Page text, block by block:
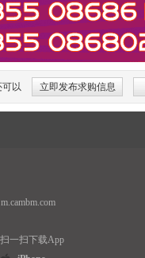
可以 立即发布求购信息
m.cambm.com
扫一扫下载App